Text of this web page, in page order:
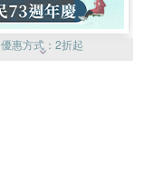
優惠方式：2折起